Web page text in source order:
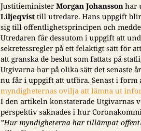
Justitieminister Morgan Johansson har
Liljeqvist till utredare. Hans uppgift
sig till offentlighetsprincipen och
Utredaren får dessutom i uppgift att
sekretessregler på ett felaktigt sätt för
att granska de beslut som fattats på
Utgivarna har på olika sätt det senaste
nu får i uppgift att utföra. Senast i form
myndigheternas ovilja att lämna ut
I den artikeln konstaterade Utgivarnas
perspektiv saknades i hur
”Hur myndigheterna har tillämpat